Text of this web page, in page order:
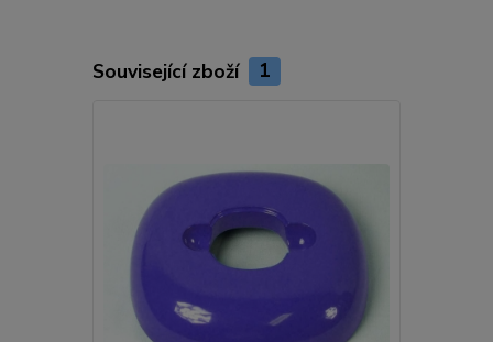
Související zboží 1